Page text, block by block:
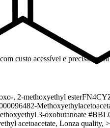
custo acessível e precisão
, 2-methoxyethyl ester
2-
3-oxobutanoate #
acetoacetate, Lonza quality,